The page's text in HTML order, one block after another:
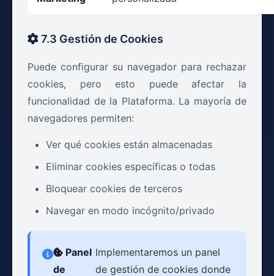
7.3 Gestión de Cookies
Puede configurar su navegador para rechazar
cookies, pero esto puede afectar la
funcionalidad de la Plataforma. La mayoría de
navegadores permiten:
Ver qué cookies están almacenadas
Eliminar cookies específicas o todas
Bloquear cookies de terceros
Navegar en modo incógnito/privado
Panel
de
Implementaremos un panel
de gestión de cookies donde